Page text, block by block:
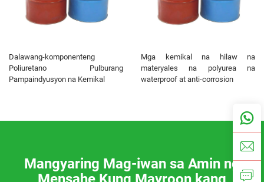
Dalawang-komponenteng
Poliuretano Pulburang
Pampaindyusyon na Kemikal
Mga kemikal na hilaw na
materyales na polyurea na
waterproof at anti-corrosion
Mangyaring Mag-iwan sa Amin ng